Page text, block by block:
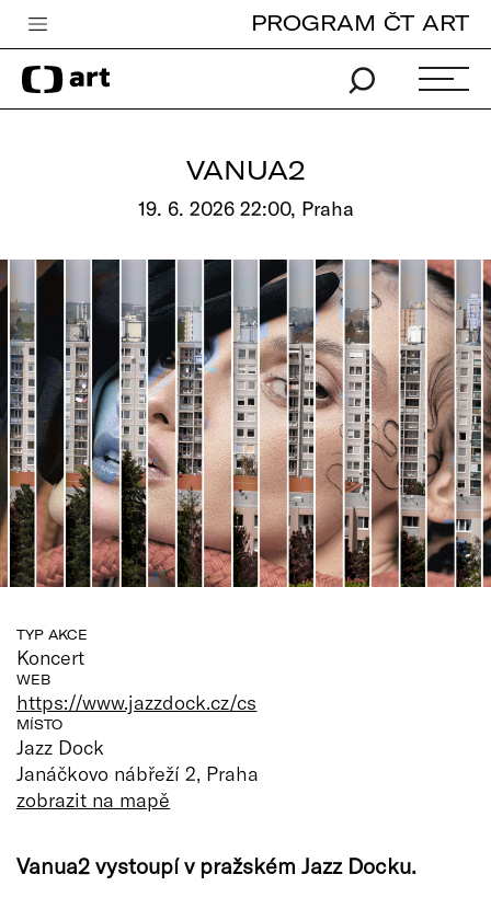
Česká televize
Zpravodajství
Pro děti
edu
Vše o ČT
PROGRAM ČT ART
VANUA2
19. 6. 2026 22:00, Praha
TYP AKCE
Koncert
WEB
https://www.jazzdock.cz/cs
MÍSTO
Jazz Dock
Janáčkovo nábřeží 2, Praha
zobrazit na mapě
Vanua2 vystoupí v pražském Jazz Docku.